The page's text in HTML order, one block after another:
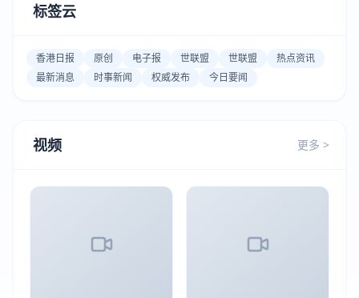
标签云
香港日报 原创 电子报 世联盟 世联盟
热点资讯
最新消息
时事新闻 权威发布 今日要闻
视频 更多 >